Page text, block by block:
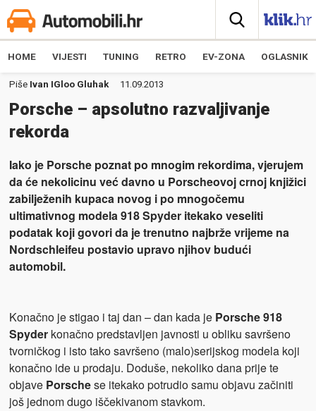
HOME VIJESTI TUNING RETRO EV-ZONA OGLASNIK
Piše Ivan IGloo Gluhak 11.09.2013
Porsche – apsolutno razvaljivanje
rekorda
Iako je Porsche poznat po mnogim rekordima, vjerujem
da će nekolicinu već davno u Porscheovoj crnoj knjižici
zabilježenih kupaca novog i po mnogočemu
ultimativnog modela 918 Spyder itekako veseliti
podatak koji govori da je trenutno najbrže vrijeme na
Nordschleifeu postavio upravo njihov budući
automobil.
Konačno je stigao i taj dan – dan kada je Porsche 918
Spyderkonačno predstavljen javnosti u obliku savršeno
tvorničkog i isto tako savršeno (malo)serijskog modela koji
konačno ide u prodaju. Doduše, nekoliko dana prije te
objave Porschese itekako potrudio samu objavu začiniti
još jednom dugo iščekivanom stavkom.